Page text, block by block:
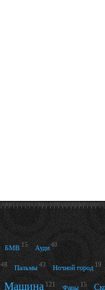
БМВ 15 Ауди 40
48 Пальмы 43 Ночной город 19
Машина 121 Фары 15